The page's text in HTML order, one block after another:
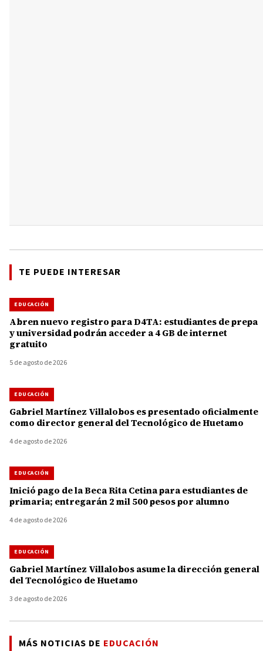
TE PUEDE INTERESAR
EDUCACIÓN
Abren nuevo registro para D4TA: estudiantes de prepa
y universidad podrán acceder a 4 GB de internet
gratuito
5 de agosto de 2026
EDUCACIÓN
Gabriel Martínez Villalobos es presentado oficialmente
como director general del Tecnológico de Huetamo
4 de agosto de 2026
EDUCACIÓN
Inició pago de la Beca Rita Cetina para estudiantes de
primaria; entregarán 2 mil 500 pesos por alumno
4 de agosto de 2026
EDUCACIÓN
Gabriel Martínez Villalobos asume la dirección general
del Tecnológico de Huetamo
3 de agosto de 2026
MÁS NOTICIAS DE EDUCACIÓN